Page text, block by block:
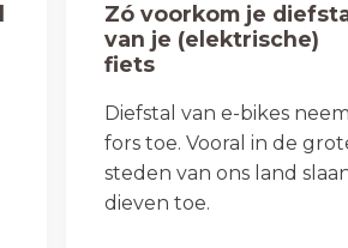
Zó voorkom je
van je (elektrische)
fiets
Diefstal van e-bikes
fors toe. Vooral in de
steden van ons land
dieven toe.